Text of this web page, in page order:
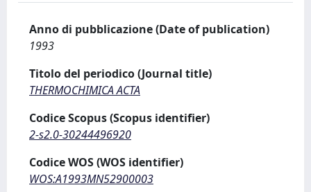
Anno di pubblicazione (Date of publication)
1993
Titolo del periodico (Journal title)
THERMOCHIMICA ACTA
Codice Scopus (Scopus identifier)
2-s2.0-30244496920
Codice WOS (WOS identifier)
WOS:A1993MN52900003